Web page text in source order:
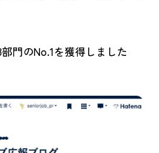
門のNo.1を獲得しました